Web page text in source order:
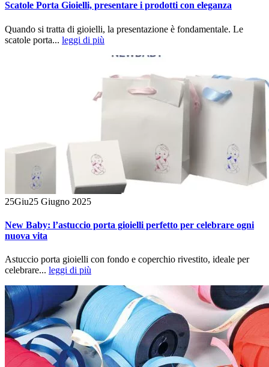
Scatole Porta Gioielli, presentare i prodotti con eleganza
Quando si tratta di gioielli, la presentazione è fondamentale. Le
scatole porta... leggi di più
25Giu25 Giugno 2025
New Baby: l’astuccio porta gioielli perfetto per celebrare ogni
nuova vita
Astuccio porta gioielli con fondo e coperchio rivestito, ideale per
celebrare... leggi di più